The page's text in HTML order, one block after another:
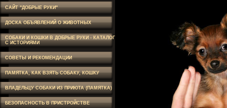
САЙТ "ДОБРЫЕ РУКИ"
ДОСКА ОБЪЯВЛЕНИЙ О ЖИВОТНЫХ
СОБАКИ И КОШКИ В ДОБРЫЕ РУКИ - КАТАЛОГ
С ИСТОРИЯМИ
СОВЕТЫ И РЕКОМЕНДАЦИИ
ПАМЯТКА, КАК ВЗЯТЬ СОБАКУ, КОШКУ
ВЛАДЕЛЬЦУ СОБАКИ ИЗ ПРИЮТА (ПАМЯТКА)
БЕЗОПАСНОСТЬ В ПРИСТРОЙСТВЕ